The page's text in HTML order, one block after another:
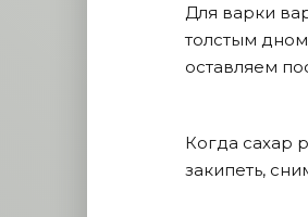
Для варки
толстым
оставляем
Когда сахар
закипеть,